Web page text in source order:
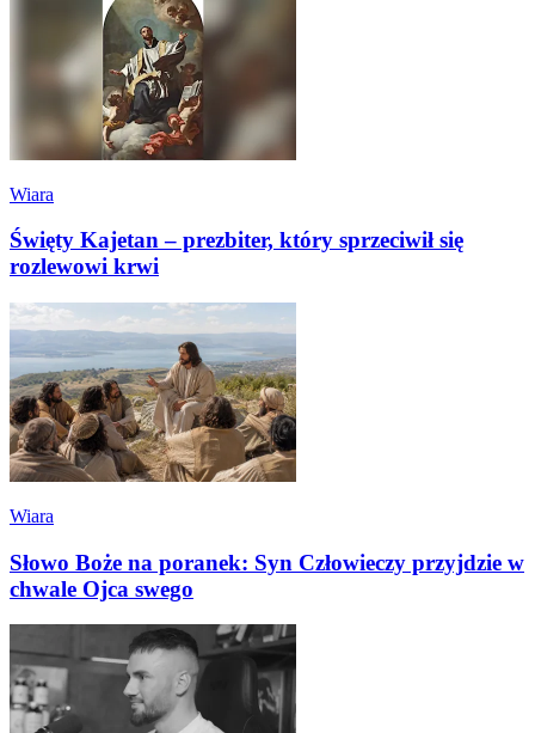
Wiara
Święty Kajetan – prezbiter, który sprzeciwił się
rozlewowi krwi
Wiara
Słowo Boże na poranek: Syn Człowieczy przyjdzie w
chwale Ojca swego